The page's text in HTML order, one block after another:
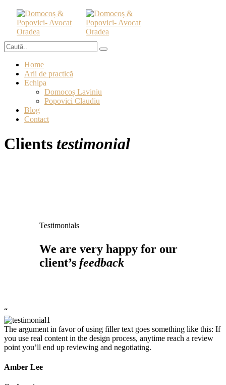
Home
Arii de practică
Echipa
Domocoș Laviniu
Popovici Claudiu
Blog
Contact
Clients testimonial
Testimonials
We are very happy for our
client’s feedback
“
The argument in favor of using filler text goes something like this: If
you use real content in the design process, anytime reach a review
point you’ll end up reviewing and negotiating.
Amber Lee